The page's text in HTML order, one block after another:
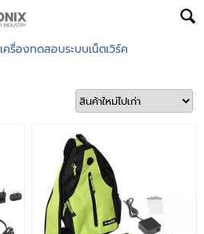
เครื่องทดสอบระบบเน็ตเวิร์ค